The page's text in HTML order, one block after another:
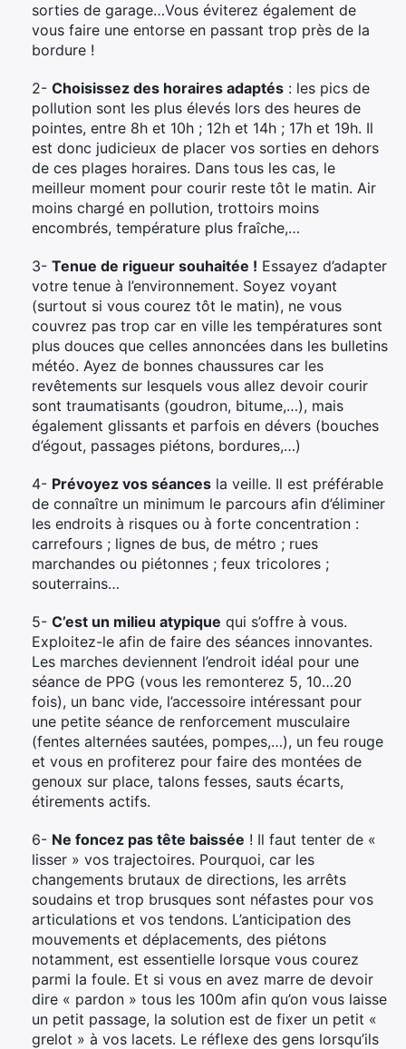
sorties de garage…Vous éviterez également de
vous faire une entorse en passant trop près de la
bordure !
2- Choisissez des horaires adaptés : les pics de
pollution sont les plus élevés lors des heures de
pointes, entre 8h et 10h ; 12h et 14h ; 17h et 19h. Il
est donc judicieux de placer vos sorties en dehors
de ces plages horaires. Dans tous les cas, le
meilleur moment pour courir reste tôt le matin. Air
moins chargé en pollution, trottoirs moins
encombrés, température plus fraîche,…
3- Tenue de rigueur souhaitée ! Essayez d’adapter
votre tenue à l’environnement. Soyez voyant
(surtout si vous courez tôt le matin), ne vous
couvrez pas trop car en ville les températures sont
plus douces que celles annoncées dans les bulletins
météo. Ayez de bonnes chaussures car les
revêtements sur lesquels vous allez devoir courir
sont traumatisants (goudron, bitume,…), mais
également glissants et parfois en dévers (bouches
d’égout, passages piétons, bordures,…)
4- Prévoyez vos séances la veille. Il est préférable
de connaître un minimum le parcours afin d’éliminer
les endroits à risques ou à forte concentration :
carrefours ; lignes de bus, de métro ; rues
marchandes ou piétonnes ; feux tricolores ;
souterrains…
5- C’est un milieu atypique qui s’offre à vous.
Exploitez-le afin de faire des séances innovantes.
Les marches deviennent l’endroit idéal pour une
séance de PPG (vous les remonterez 5, 10…20
fois), un banc vide, l’accessoire intéressant pour
une petite séance de renforcement musculaire
(fentes alternées sautées, pompes,…), un feu rouge
et vous en profiterez pour faire des montées de
genoux sur place, talons fesses, sauts écarts,
étirements actifs.
6- Ne foncez pas tête baissée ! Il faut tenter de «
lisser » vos trajectoires. Pourquoi, car les
changements brutaux de directions, les arrêts
soudains et trop brusques sont néfastes pour vos
articulations et vos tendons. L’anticipation des
mouvements et déplacements, des piétons
notamment, est essentielle lorsque vous courez
parmi la foule. Et si vous en avez marre de devoir
dire « pardon » tous les 100m afin qu’on vous laisse
un petit passage, la solution est de fixer un petit «
grelot » à vos lacets. Le réflexe des gens lorsqu’ils